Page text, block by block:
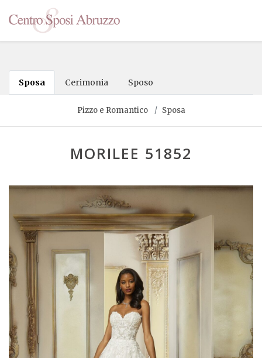
Sposa Cerimonia Sposo
Pizzo e Romantico Sposa
MORILEE 51852